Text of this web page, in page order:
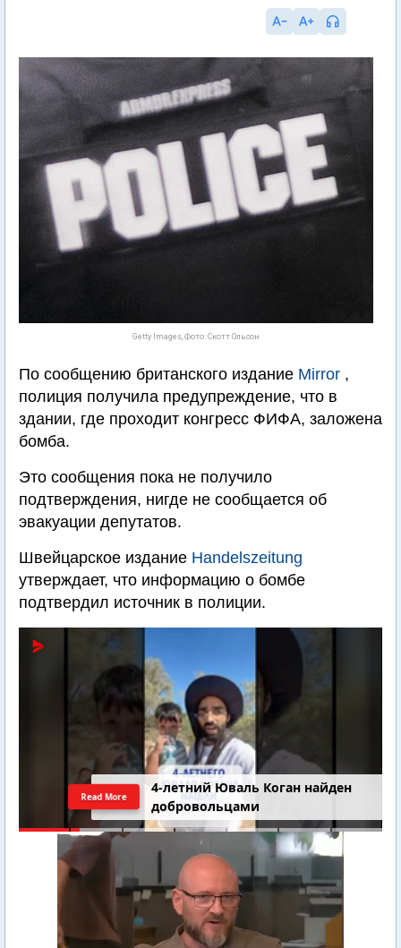
Getty Images, Фото: Скотт Ольсон
По сообщению британского издание Mirror ,
полиция получила предупреждение, что в
здании, где проходит конгресс ФИФА, заложена
бомба.
Это сообщения пока не получило
подтверждения, нигде не сообщается об
эвакуации депутатов.
Швейцарское издание Handelszeitung
утверждает, что информацию о бомбе
подтвердил источник в полиции.
4-летний Юваль Коган найден
добровольцами
Read More